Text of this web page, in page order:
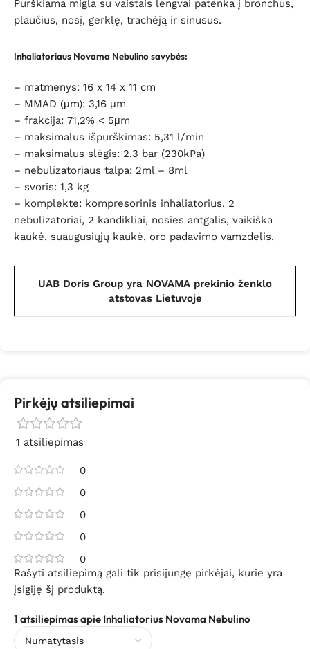
Purškiama migla su vaistais lengvai patenka į bronchus,
plaučius, nosį, gerklę, trachėją ir sinusus.
Inhaliatoriaus Novama Nebulino savybės:
– matmenys: 16 x 14 x 11 cm
– MMAD (μm): 3,16 μm
– frakcija: 71,2% < 5μm
– maksimalus išpurškimas: 5,31 l/min
– maksimalus slėgis: 2,3 bar (230kPa)
– nebulizatoriaus talpa: 2ml – 8ml
– svoris: 1,3 kg
– komplekte: kompresorinis inhaliatorius, 2
nebulizatoriai, 2 kandikliai, nosies antgalis, vaikiška
kaukė, suaugusiųjų kaukė, oro padavimo vamzdelis.
UAB Doris Group yra NOVAMA prekinio ženklo
atstovas Lietuvoje
Pirkėjų atsiliepimai
1 atsiliepimas
0
0
0
0
0
1 atsiliepimas apie Inhaliatorius Novama Nebulino
Rašyti atsiliepimą gali tik prisijungę pirkėjai, kurie yra
įsigiję šį produktą.